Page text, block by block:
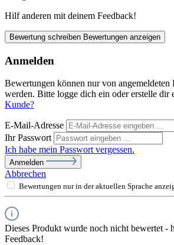
Hilf anderen mit deinem Feedback!
Bewertung schreiben Bewertungen anzeigen
Anmelden
Bewertungen können nur von angemeldeten
werden. Bitte logge dich ein oder erstelle dir
Kunde?
E-Mail-Adresse
Ihr Passwort
Ich habe mein Passwort vergessen.
Anmelden
Abbrechen
Bewertungen nur in der aktuellen Sprache
Dieses Produkt wurde noch nicht bewertet -
Feedback!